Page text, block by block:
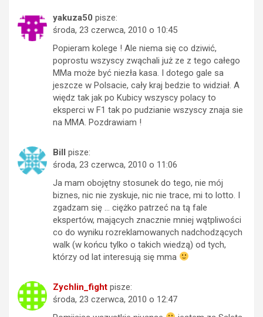
yakuza50 pisze:
środa, 23 czerwca, 2010 o 10:45
Popieram kolege ! Ale niema się co dziwić,
poprostu wszyscy zwąchali już ze z tego całego
MMa może być niezła kasa. I dotego gale sa
jeszcze w Polsacie, cały kraj bedzie to widział. A
więdz tak jak po Kubicy wszyscy polacy to
eksperci w F1 tak po pudzianie wszyscy znaja sie
na MMA. Pozdrawiam !
Bill pisze:
środa, 23 czerwca, 2010 o 11:06
Ja mam obojętny stosunek do tego, nie mój
biznes, nic nie zyskuje, nic nie trace, mi to lotto. I
zgadzam się … ciężko patrzeć na tą fale
ekspertów, mających znacznie mniej wątpliwości
co do wyniku rozreklamowanych nadchodzących
walk (w końcu tylko o takich wiedzą) od tych,
którzy od lat interesują się mma
Zychlin_fight pisze:
środa, 23 czerwca, 2010 o 12:47